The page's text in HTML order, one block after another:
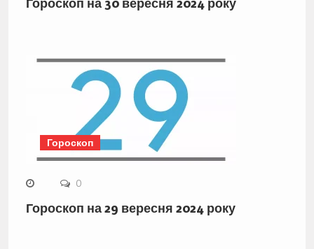
Гороскоп
0
Гороскоп на 29 вересня 2024 року